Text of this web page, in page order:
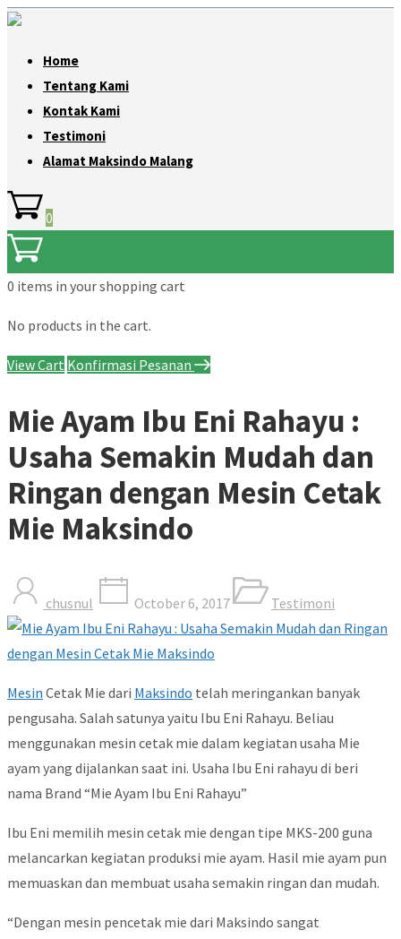
Home
Tentang Kami
Kontak Kami
Testimoni
Alamat Maksindo Malang
0
0 items in your shopping cart
No products in the cart.
View Cart Konfirmasi Pesanan
Mie Ayam Ibu Eni Rahayu :
Usaha Semakin Mudah dan
Ringan dengan Mesin Cetak
Mie Maksindo
chusnul October 6, 2017 Testimoni
Mesin Cetak Mie dari Maksindo telah meringankan banyak
pengusaha. Salah satunya yaitu Ibu Eni Rahayu. Beliau
menggunakan mesin cetak mie dalam kegiatan usaha Mie
ayam yang dijalankan saat ini. Usaha Ibu Eni rahayu di beri
nama Brand “Mie Ayam Ibu Eni Rahayu”
Ibu Eni memilih mesin cetak mie dengan tipe MKS-200 guna
melancarkan kegiatan produksi mie ayam. Hasil mie ayam pun
memuaskan dan membuat usaha semakin ringan dan mudah.
“Dengan mesin pencetak mie dari Maksindo sangat